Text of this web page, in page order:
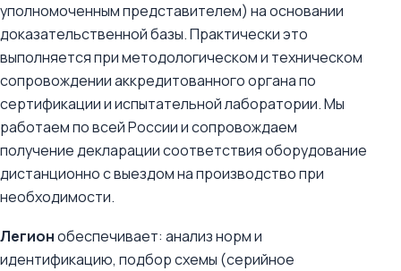
уполномоченным представителем) на основании
доказательственной базы. Практически это
выполняется при методологическом и техническом
сопровождении аккредитованного органа по
сертификации и испытательной лаборатории. Мы
работаем по всей России и сопровождаем
получение декларации соответствия оборудование
дистанционно с выездом на производство при
необходимости.
Легионобеспечивает: анализ норм и
идентификацию, подбор схемы (серийное